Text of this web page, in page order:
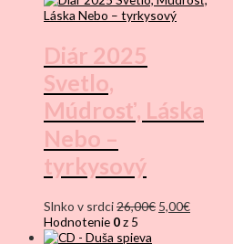
Diár 2025
Svetlo,
Múdrosť, Láska
Nebo –
tyrkysový
Slnko v srdci26,00€ Pôvodná
5,00€Aktuálna
Hodnotenie 0z 5